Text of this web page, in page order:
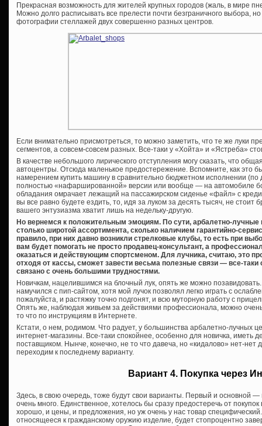
Прекрасная возможность для жителей крупных городов (жаль, в мире
Можно долго расписывать все прелести почти безграничного выбора, но
фотографии стеллажей двух совершенно разных центров.
Если внимательно присмотреться, то можно заметить, что те же луки
сегментов, а совсем-совсем разных. Все-таки у «Хойта» и «Ястреба»
В качестве небольшого лирического отступления могу сказать, что
автоцентры. Отсюда маленькое предостережение. Вспомните, как это
намерением купить машину в сравнительно бюджетном исполнении (по
полностью «нафаршированной» версии или вообще — на автомобиле
обладания омрачает лежащий на пассажирском сиденье «файл» с
вы все равно будете ездить, то, идя за луком за десять тысяч, не стоит
вашего энтузиазма хватит лишь на недельку-другую.
Но вернемся к положительным эмоциям. По сути, арбалетно-лучные
столько широтой ассортимента, сколько наличием гарантийно-
правило, при них давно возникли стрелковые клубы, то есть при
вам будет помогать не просто продавец-консультант, а
оказаться и действующим спортсменом. Для лучника, считаю, это
отходя от кассы, сможет завести весьма полезные связи — все-таки
связано с очень большими трудностями.
Новичкам, нацелившимся на блочный лук, опять же можно
намучился с пип-сайтом, хотя мой лучок позволял легко играть с
пожалуйста, и растяжку точно подгонят, и всю муторную работу с
Опять же, наблюдая живьем за действиями профессионала, можно
то что по инструкциям в Интернете.
Кстати, о нем, родимом. Что радует, у большинства арбалетно-лучных
интернет-магазины. Все-таки спокойнее, особенно для новичка, иметь
поставщиком. Нынче, конечно, не то что давеча, но «кидалово» нет-нет
переходим к последнему варианту.
Вариант 4. Покупка через
Здесь, в свою очередь, тоже будут свои варианты. Первый и основной
очень много. Единственное, хотелось бы сразу предостеречь от
хорошо, и цены, и предложения, но уж очень у нас товар
относящееся к гражданскому оружию изделие, будет стопроцентно